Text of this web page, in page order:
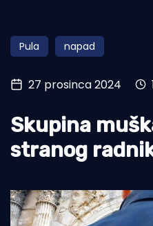
Obala
Otoci
Turizam i nautika
Pomorstvo
Ribolov
Tradicija i kultura
Pula napad
27 prosinca 2024
Skupina
stranog